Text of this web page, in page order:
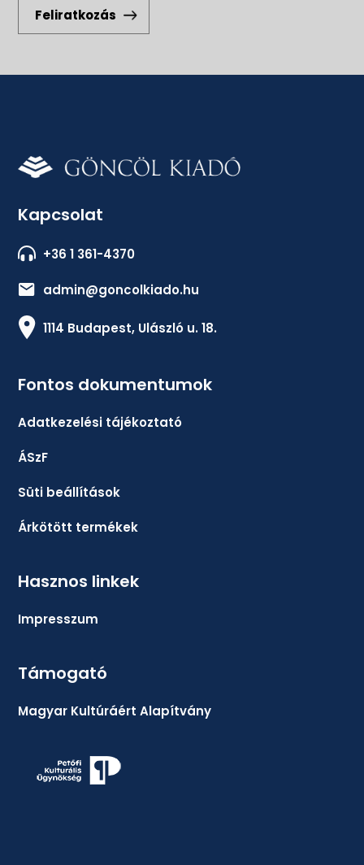
Feliratkozás
Kapcsolat
+36 1 361-4370
admin@goncolkiado.hu
1114 Budapest, Ulászló u. 18.
Fontos dokumentumok
Adatkezelési tájékoztató
ÁSzF
Süti beállítások
Árkötött termékek
Hasznos linkek
Impresszum
Támogató
Magyar Kultúráért Alapítvány